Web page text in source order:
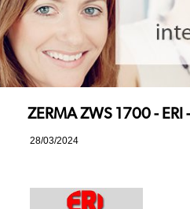
ZERMA ZWS 1700 - ERI
28/03/2024